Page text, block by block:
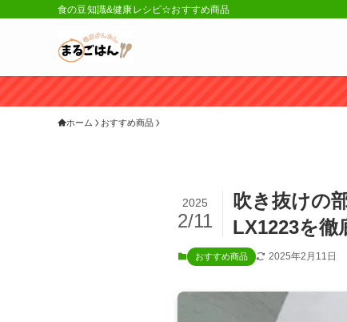
食の豆知識&健康レシピ☆おすすめ商品
ホーム おすすめ商品
吹き抜けの
LX1223を徹
2025
2/11
おすすめ商品 2025年2月11日